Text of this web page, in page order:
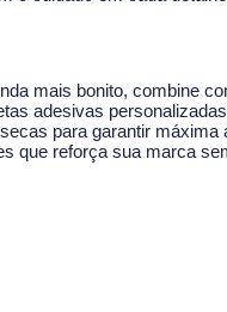
mais bonito, combine
adesivas
para garantir máxima
que reforça sua marca